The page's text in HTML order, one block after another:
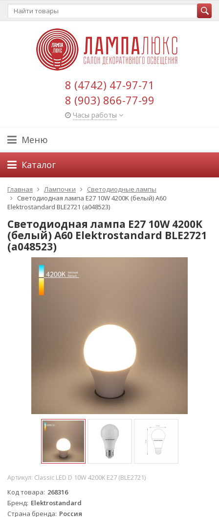
8 (4742) 47-97-71
8 (903) 866-77-99
Часы работы
Меню
Каталог
Главная Лампочки
Светодиодные лампы
Светодиодная лампа Е27 10W 4200K (белый) А60
Elektrostandard BLE2721 (a048523)
Светодиодная лампа Е27 10W 4200K
(белый) А60 Elektrostandard BLE2721
(a048523)
Артикул: Classic LED D 10W 4200K E27 (BLE2721)
Код товара 268316
Бренд Elektrostandard
Страна бренда Россия